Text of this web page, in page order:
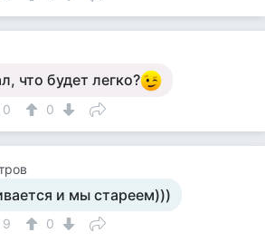
что будет легко?
0 0
и мы стареем)))
9
0